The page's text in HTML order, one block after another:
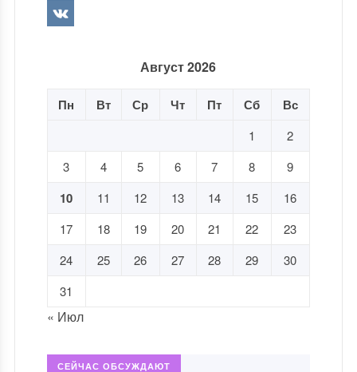
Август 2026
Пн Вт Ср Чт Пт Сб Вс
1
2
3
4 5 6 7 8 9
10 11 12 13 14 15
16
17
18 19 20 21 22
23
24
25 26 27 28 29
30
31
« Июл
СЕЙЧАС ОБСУЖДАЮТ